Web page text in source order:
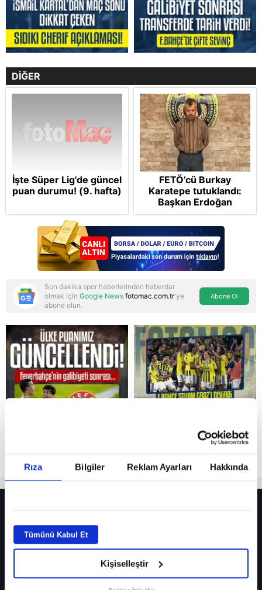
Rıza Bilgiler Reklam Ayarları Hakkında
Tümünü Kabul Et
Kişiselleştir
Reddet
DİĞER
İşte Süper Lig'de güncel
puan durumu! (9. hafta)
FETÖ’cü Burkay
Karatepe tutuklandı:
Başkan Erdoğan
şikayetçi oldu! 5 suçtan
dava talebi
Son dakika spor haberlerinden haberdar
olmak için Google News fotomac.com.tr'ye
abone olun.
Abone Ol
Fenerbahçe’de sürpriz ayrılık ihtimali! Devre arasında gelmişti
Fenerbahçe’nin yeni transferi Mason Greenwood için olay sözler!
Galatasaray’da rota yeniden Thiago Almada!